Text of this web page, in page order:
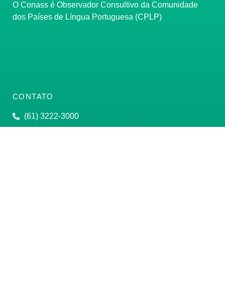
O Conass é Observador Consultivo da Comunidade
dos Países de Língua Portuguesa (CPLP)
CONTATO
(61) 3222-3000